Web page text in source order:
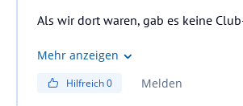
Laundry Service
Hinweis:
Allgemeine und unverbindliche
Als wir dort waren, gab es keine
Mehr anzeigen
Hilfreich0 Melden